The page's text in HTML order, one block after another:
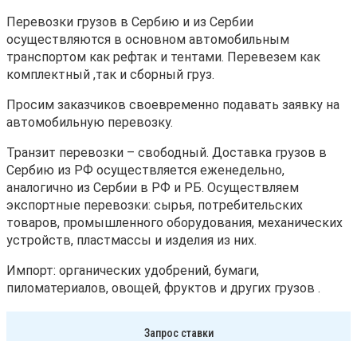
Перевозки грузов в Сербию и из Сербии
осуществляются в основном автомобильным
транспортом как рефтак и тентами. Перевезем как
комплектный ,так и сборный груз.
Просим заказчиков своевременно подавать заявку на
автомобильную перевозку.
Транзит перевозки – свободный. Доставка грузов в
Сербию из РФ осуществляется еженедельно,
аналогично из Сербии в РФ и РБ. Осуществляем
экспортные перевозки: сырья, потребительских
товаров, промышленного оборудования, механических
устройств, пластмассы и изделия из них.
Импорт: органических удобрений, бумаги,
пиломатериалов, овощей, фруктов и других грузов .
Запрос ставки